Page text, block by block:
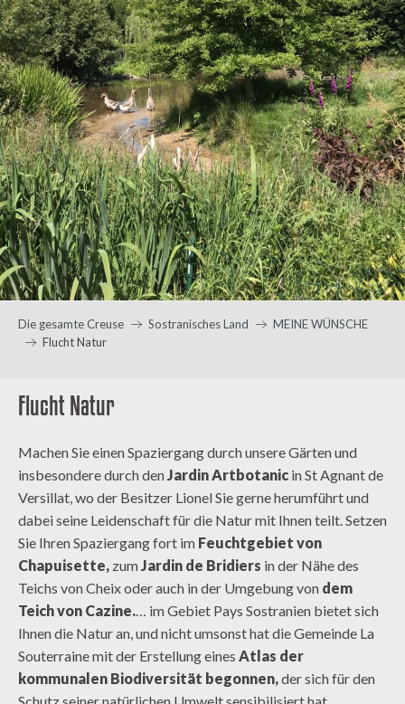
Die gesamte Creuse Sostranisches Land
MEINE WÜNSCHE
Flucht Natur
Flucht Natur
Machen Sie einen Spaziergang durch unsere Gärten und
insbesondere durch denJardin Artbotanic in St Agnant de
Versillat, wo der Besitzer Lionel Sie gerne herumführt und
dabei seine Leidenschaft für die Natur mit Ihnen teilt. Setzen
Sie Ihren Spaziergang fort im Feuchtgebiet von
Chapuisette, zumJardin de Bridiers in der Nähe des
Teichs von Cheix oder auch in der Umgebung von dem
Teich von Cazine.… im Gebiet Pays Sostranien bietet sich
Ihnen die Natur an, und nicht umsonst hat die Gemeinde La
Souterraine mit der Erstellung eines Atlas der
kommunalen Biodiversität begonnen,der sich für den